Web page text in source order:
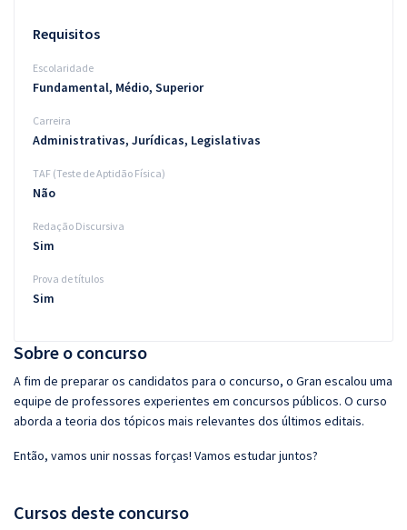
Sobre o concurso
A fim de preparar os candidatos para o concurso, o Gran escalou uma
equipe de professores experientes em concursos públicos. O curso
aborda a teoria dos tópicos mais relevantes dos últimos editais.
Então, vamos unir nossas forças! Vamos estudar juntos?
Cursos deste concurso
Requisitos
Escolaridade
Fundamental, Médio, Superior
Carreira
Administrativas, Jurídicas, Legislativas
TAF (Teste de Aptidão Física)
Não
Redação Discursiva
Sim
Prova de títulos
Sim